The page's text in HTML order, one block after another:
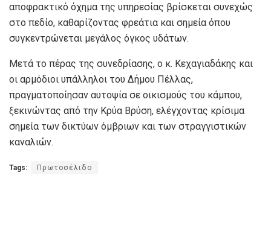
αποφρακτικό όχημα της υπηρεσίας βρίσκεται συνεχώς
στο πεδίο, καθαρίζοντας φρεάτια και σημεία όπου
συγκεντρώνεται μεγάλος όγκος υδάτων.
Μετά το πέρας της συνεδρίασης, ο κ. Κεχαγιαδάκης και
οι αρμόδιοι υπάλληλοι του Δήμου Πέλλας,
πραγματοποίησαν αυτοψία σε οικισμούς του κάμπου,
ξεκινώντας από την Κρύα Βρύση, ελέγχοντας κρίσιμα
σημεία των δικτύων όμβριων και των στραγγιστικών
καναλιών.
Tags: Πρωτοσέλιδο